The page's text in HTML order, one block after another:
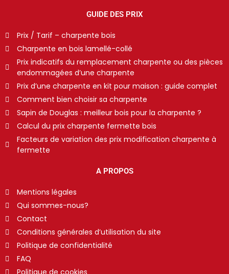
GUIDE DES PRIX
Prix / Tarif – charpente bois
Charpente en bois lamellé-collé
Prix indicatifs du remplacement charpente ou des pièces
endommagées d’une charpente
Prix d’une charpente en kit pour maison : guide complet
Comment bien choisir sa charpente
Sapin de Douglas : meilleur bois pour la charpente ?
Calcul du prix charpente fermette bois
Facteurs de variation des prix modification charpente à
fermette
A PROPOS
Mentions légales
Qui sommes-nous?
Contact
Conditions générales d’utilisation du site
Politique de confidentialité
FAQ